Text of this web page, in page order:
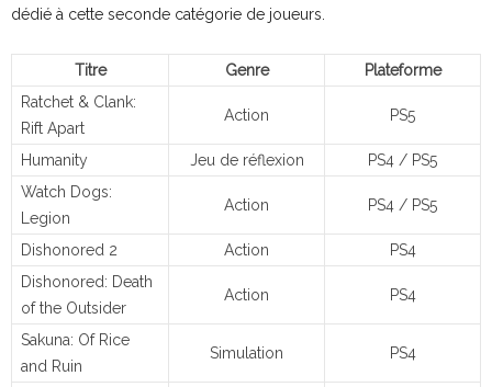
dédié à cette seconde catégorie de joueurs.
Titre Genre
Plateforme
Ratchet & Clank:
Rift Apart
Action PS5
Humanity Jeu de réflexion
PS4 / PS5
Watch Dogs:
Legion
Action PS4 / PS5
Dishonored 2 Action
PS4
Dishonored: Death
of the Outsider
Action PS4
Sakuna: Of Rice
and Ruin
Simulation PS4